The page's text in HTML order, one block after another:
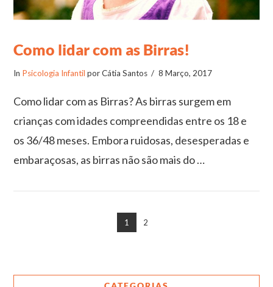
Como lidar com as Birras!
In Psicologia Infantil por Cátia Santos 8 Março, 2017
Como lidar com as Birras? As birras surgem em
crianças com idades compreendidas entre os 18 e
os 36/48 meses. Embora ruidosas, desesperadas e
embaraçosas, as birras não são mais do …
1 2